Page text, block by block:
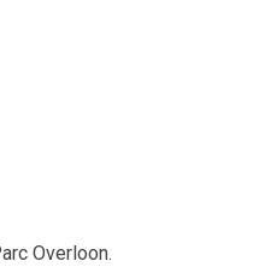
Overloon.